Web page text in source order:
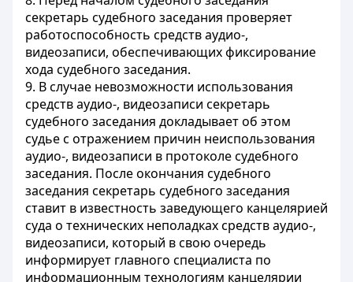
секретарь судебного заседания проверяет
работоспособность средств аудио-,
видеозаписи, обеспечивающих фиксирование
хода судебного заседания.
9. В случае невозможности использования
средств аудио-, видеозаписи секретарь
судебного заседания докладывает об этом
судье с отражением причин неиспользования
аудио-, видеозаписи в протоколе судебного
заседания. После окончания судебного
заседания секретарь судебного заседания
ставит в известность заведующего канцелярией
суда о технических неполадках средств аудио-,
видеозаписи, который в свою очередь
информирует главного специалиста по
информационным технологиям канцелярии